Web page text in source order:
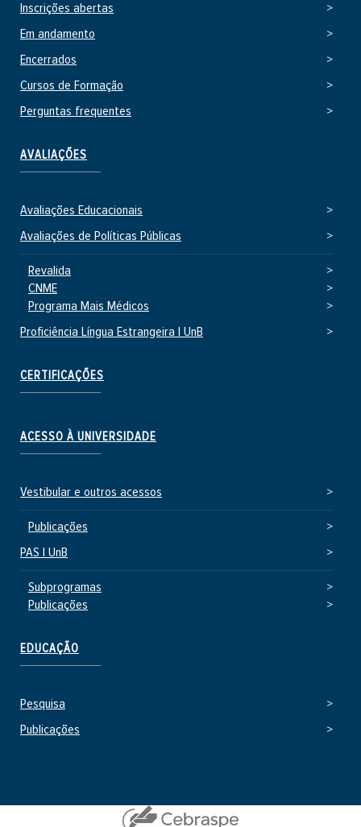
Inscrições abertas
Em andamento
Encerrados
Cursos de Formação
Perguntas frequentes
AVALIAÇÕES
Avaliações Educacionais
Avaliações de Políticas Públicas
Revalida
CNME
Programa Mais Médicos
Proficiência Língua Estrangeira | UnB
CERTIFICAÇÕES
ACESSO À UNIVERSIDADE
Vestibular e outros acessos
Publicações
PAS | UnB
Subprogramas
Publicações
EDUCAÇÃO
Pesquisa
Publicações